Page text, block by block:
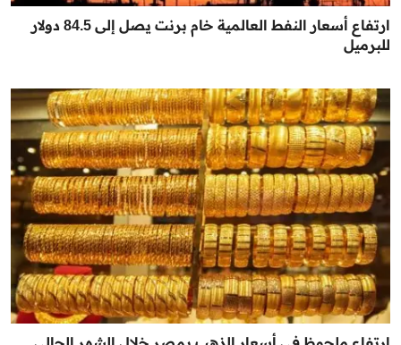
ارتفاع أسعار النفط العالمية خام برنت يصل إلى 84.5 دولار
للبرميل